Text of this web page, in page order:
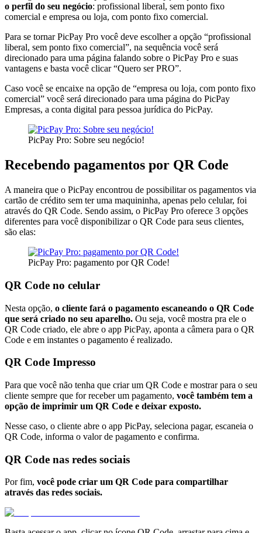
o perfil do seu negócio: profissional liberal, sem ponto fixo
comercial e empresa ou loja, com ponto fixo comercial.
Para se tornar PicPay Pro você deve escolher a opção “profissional
liberal, sem ponto fixo comercial”, na sequência você será
direcionado para uma página falando sobre o PicPay Pro e suas
vantagens e basta você clicar “Quero ser PRO”.
Caso você se encaixe na opção de “empresa ou loja, com ponto fixo
comercial” você será direcionado para uma página do PicPay
Empresas, a conta digital para pessoa jurídica do PicPay.
PicPay Pro: Sobre seu negócio!
Recebendo pagamentos por QR Code
A maneira que o PicPay encontrou de possibilitar os pagamentos via
cartão de crédito sem ter uma maquininha, apenas pelo celular, foi
através do QR Code. Sendo assim, o PicPay Pro oferece 3 opções
diferentes para você disponibilizar o QR Code para seus clientes,
são elas:
PicPay Pro: pagamento por QR Code!
QR Code no celular
Nesta opção, o cliente fará o pagamento escaneando o QR Code
que será criado no seu aparelho. Ou seja, você mostra pra ele o
QR Code criado, ele abre o app PicPay, aponta a câmera para o QR
Code e em instantes o pagamento é realizado.
QR Code Impresso
Para que você não tenha que criar um QR Code e mostrar para o seu
cliente sempre que for receber um pagamento, você também tem a
opção de imprimir um QR Code e deixar exposto.
Nesse caso, o cliente abre o app PicPay, seleciona pagar, escaneia o
QR Code, informa o valor de pagamento e confirma.
QR Code nas redes sociais
Por fim, você pode criar um QR Code para compartilhar
através das redes sociais.